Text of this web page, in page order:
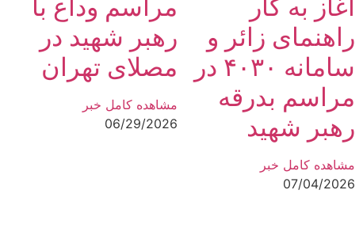
آغاز به کار
راهنمای زائر و
سامانه ۴۰۳۰ در
مراسم بدرقه
رهبر شهید
مشاهده کامل خبر
07/04/2026
مراسم وداع با
رهبر شهید در
مصلای تهران
مشاهده کامل خبر
06/29/2026